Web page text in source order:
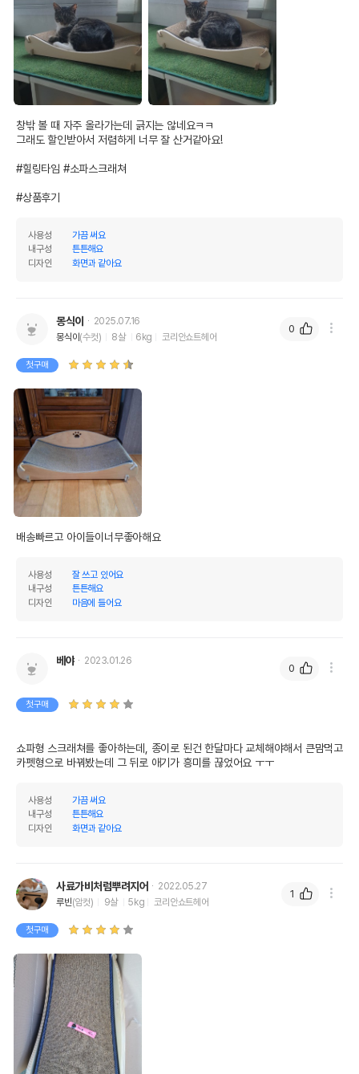
창밖 볼 때 자주 올라가는데 긁지는 않네요ㅋㅋ
그래도 할인받아서 저렴하게 너무 잘 산거같아요!
#힐링타임 #소파스크래쳐
#상품후기
사용성
가끔 써요
내구성
튼튼해요
디자인
화면과 같아요
몽식이
2025.07.16
몽식이(수컷) 8살 6kg 코리안쇼트헤어
첫구매
배송빠르고 아이들이너무좋아해요
사용성
잘 쓰고 있어요
내구성
튼튼해요
디자인
마음에 들어요
0
베야 2023.01.26
첫구매
쇼파형 스크래쳐를 좋아하는데, 종이로 된건 한달마다 교체해야해서 큰맘먹고
카펫형으로 바꿔봤는데 그 뒤로 애기가 흥미를 끊었어요 ㅜㅜ
사용성
가끔 써요
내구성
튼튼해요
디자인
화면과 같아요
0
사료가비처럼뿌려지어
2022.05.27
루빈(암컷) 9살 5kg 코리안쇼트헤어
첫구매
1